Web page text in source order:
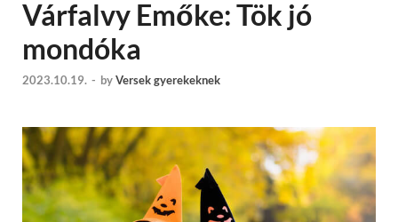
Várfalvy Emőke: Tök jó
mondóka
2023.10.19. - byVersek gyerekeknek